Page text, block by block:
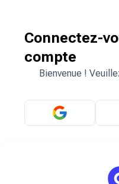
Connectez-
compte
Bienvenue !